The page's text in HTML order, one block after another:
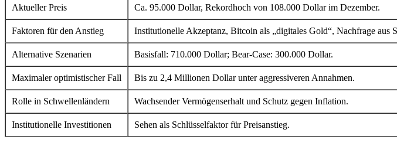
Aktueller Preis Ca. 95.000 Dollar, Rekordhoch von 108.000 Dollar im Dezember.
Faktoren für den Anstieg Institutionelle Akzeptanz, Bitcoin als „digitales Gold“, Nachfrage aus
Alternative Szenarien Basisfall: 710.000 Dollar; Bear-Case: 300.000 Dollar.
Maximaler optimistischer Fall Bis zu 2,4 Millionen Dollar unter aggressiveren Annahmen.
Rolle in Schwellenländern Wachsender Vermögenserhalt und Schutz gegen Inflation.
Institutionelle Investitionen Sehen als Schlüsselfaktor für Preisanstieg.